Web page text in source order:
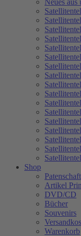
Shop
Artikel
DVD/CD
Bücher
Souvenirs
Warenkorb